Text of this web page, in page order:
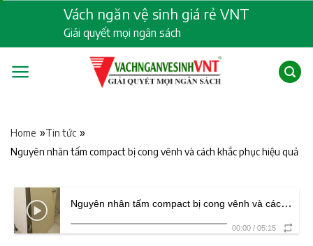
content
Vách ngăn vệ sinh giá rẻ VNT
Giải quyết mọi ngân sách
Home »Tin tức »
Nguyên nhân tấm compact bị cong vênh và cách khắc phục hiệu quả
Nguyên nhân tấm compact bị cong vênh và cách khắc phục hiệu quả
00:00 / 05:15